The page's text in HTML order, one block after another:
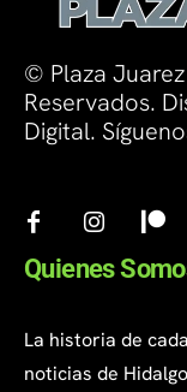
© Plaza
Reservados.
Digital.
Quienes
La historia de
noticias de